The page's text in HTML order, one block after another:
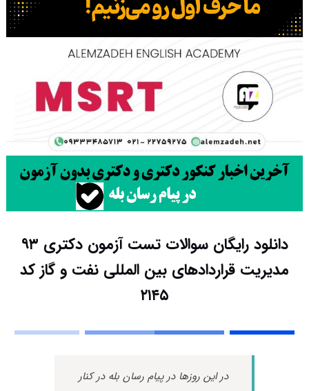
دانلود رایگان سوالات تست آزمون دکتری ۹۳
مدیریت قراردادهای بین المللی نفت و گاز کد
۲۱۴۵
در این روزها در پیام رسان بله در کنار